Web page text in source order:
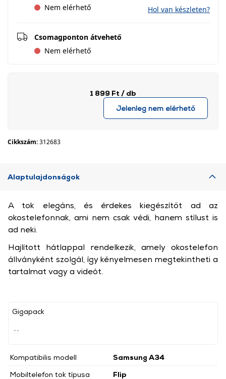
Nem elérhető
Hol van készleten?
Csomagponton átvehető
Nem elérhető
1 899 Ft / db
Jelenleg nem elérhető
Cikkszám:312683
Alaptulajdonságok
Gigapack
Kompatibilis modell
Samsung A34
Mobiltelefon tok típusa
Flip
A tok elegáns, és érdekes kiegészítőt ad az
okostelefonnak, ami nem csak védi, hanem stílust is
ad neki.
Hajlított hátlappal rendelkezik, amely okostelefon
állványként szolgál, így kényelmesen megtekintheti a
tartalmat vagy a videót.